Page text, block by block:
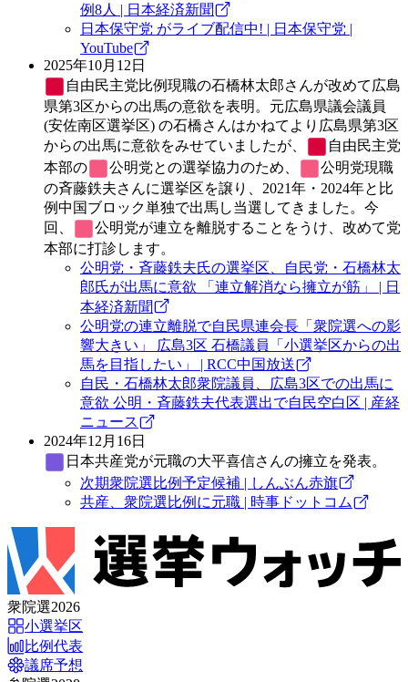
例8人 | 日本経済新聞
日本保守党 がライブ配信中! | 日本保守党 |
YouTube
2025年10月12日
自由民主党比例現職の石橋林太郎さんが改めて広島
県第3区からの出馬の意欲を表明。元広島県議会議員
(安佐南区選挙区) の石橋さんはかねてより広島県第3区
からの出馬に意欲をみせていましたが、
自由民主党
本部の
公明党との選挙協力のため、 公明党現職
の斉藤鉄夫さんに選挙区を譲り、2021年・2024年と比
例中国ブロック単独で出馬し当選してきました。今
回、
公明党が連立を離脱することをうけ、改めて党
本部に打診します。
公明党・斉藤鉄夫氏の選挙区、自民党・石橋林太
郎氏が出馬に意欲 「連立解消なら擁立が筋」 | 日
本経済新聞
公明党の連立離脱で自民県連会長「衆院選への影
響大きい」 広島3区 石橋議員「小選挙区からの出
馬を目指したい」 | RCC中国放送
自民・石橋林太郎衆院議員、広島3区での出馬に
意欲 公明・斉藤鉄夫代表選出で自民空白区 | 産経
ニュース
2024年12月16日
日本共産党が元職の大平喜信さんの擁立を発表。
次期衆院選比例予定候補 | しんぶん赤旗
共産、衆院選比例に元職 | 時事ドットコム
衆院選2026
小選挙区
比例代表
議席予想